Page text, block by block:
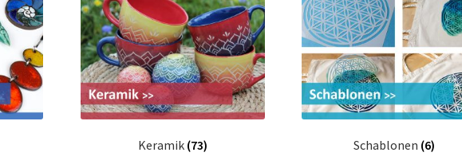
Keramik (73) Schablonen (6)